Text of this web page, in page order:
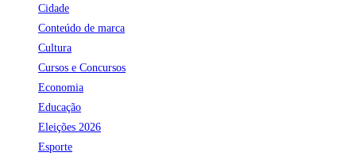
Cidade
Conteúdo de marca
Cultura
Cursos e Concursos
Economia
Educação
Eleições 2026
Esporte